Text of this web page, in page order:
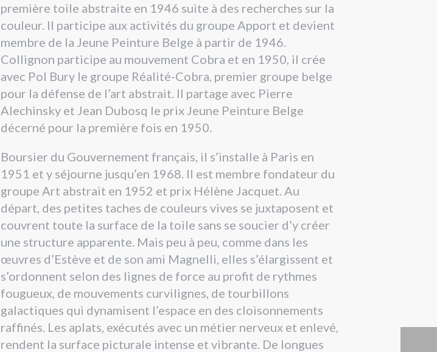
première toile abstraite en 1946 suite à des recherches sur la
couleur. Il participe aux activités du groupe Apport et devient
membre de la Jeune Peinture Belge à partir de 1946.
Collignon participe au mouvement Cobra et en 1950, il crée
avec Pol Bury le groupe Réalité-Cobra, premier groupe belge
pour la défense de l’art abstrait. Il partage avec Pierre
Alechinsky et Jean Dubosq le prix Jeune Peinture Belge
décerné pour la première fois en 1950.
Boursier du Gouvernement français, il s’installe à Paris en
1951 et y séjourne jusqu’en 1968. Il est membre fondateur du
groupe Art abstrait en 1952 et prix Hélène Jacquet. Au
départ, des petites taches de couleurs vives se juxtaposent et
couvrent toute la surface de la toile sans se soucier d’y créer
une structure apparente. Mais peu à peu, comme dans les
œuvres d’Estève et de son ami Magnelli, elles s’élargissent et
s’ordonnent selon des lignes de force au profit de rythmes
fougueux, de mouvements curvilignes, de tourbillons
galactiques qui dynamisent l’espace en des cloisonnements
raffinés. Les aplats, exécutés avec un métier nerveux et enlevé,
rendent la surface picturale intense et vibrante. De longues